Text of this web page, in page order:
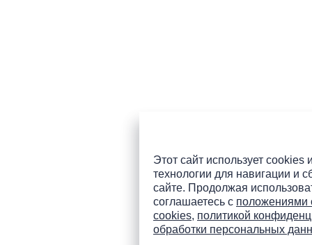
Этот сайт использует cookies
технологии для навигации и
сайте. Продолжая
соглашаетесь с положениями
cookies, политикой
обработки персональных